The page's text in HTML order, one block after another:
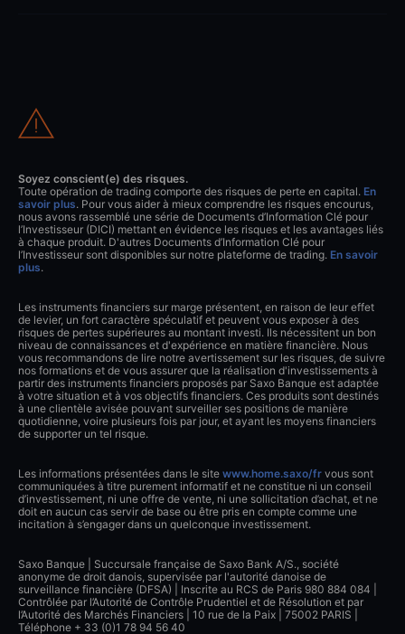
Soyez conscient(e) des risques.
Toute opération de trading comporte des risques de perte en capital. En
savoir plus. Pour vous aider à mieux comprendre les risques encourus,
nous avons rassemblé une série de Documents d’Information Clé pour
l’Investisseur (DICI) mettant en évidence les risques et les avantages liés
à chaque produit. D'autres Documents d’Information Clé pour
l’Investisseur sont disponibles sur notre plateforme de trading. En savoir
plus.
Les instruments financiers sur marge présentent, en raison de leur effet
de levier, un fort caractère spéculatif et peuvent vous exposer à des
risques de pertes supérieures au montant investi. Ils nécessitent un bon
niveau de connaissances et d'expérience en matière financière. Nous
vous recommandons de lire notre avertissement sur les risques, de suivre
nos formations et de vous assurer que la réalisation d'investissements à
partir des instruments financiers proposés par Saxo Banque est adaptée
à votre situation et à vos objectifs financiers. Ces produits sont destinés
à une clientèle avisée pouvant surveiller ses positions de manière
quotidienne, voire plusieurs fois par jour, et ayant les moyens financiers
de supporter un tel risque.
Les informations présentées dans le site www.home.saxo/fr vous sont
communiquées à titre purement informatif et ne constitue ni un conseil
d’investissement, ni une offre de vente, ni une sollicitation d’achat, et ne
doit en aucun cas servir de base ou être pris en compte comme une
incitation à s’engager dans un quelconque investissement.
Saxo Banque | Succursale française de Saxo Bank A/S., société
anonyme de droit danois, supervisée par l'autorité danoise de
surveillance financière (DFSA) | Inscrite au RCS de Paris 980 884 084 |
Contrôlée par l’Autorité de Contrôle Prudentiel et de Résolution et par
l’Autorité des Marchés Financiers | 10 rue de la Paix | 75002 PARIS |
Téléphone + 33 (0)1 78 94 56 40